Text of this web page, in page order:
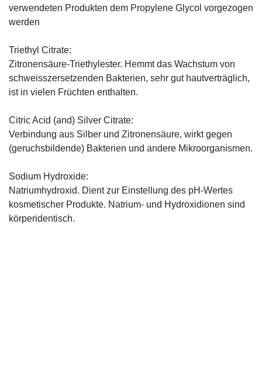
verwendeten Produkten dem Propylene Glycol vorgezogen
werden
Triethyl Citrate:
Zitronensäure-Triethylester. Hemmt das Wachstum von
schweisszersetzenden Bakterien, sehr gut hautverträglich,
ist in vielen Früchten enthalten.
Citric Acid (and) Silver Citrate:
Verbindung aus Silber und Zitronensäure, wirkt gegen
(geruchsbildende) Bakterien und andere Mikroorganismen.
Sodium Hydroxide:
Natriumhydroxid. Dient zur Einstellung des pH-Wertes
kosmetischer Produkte. Natrium- und Hydroxidionen sind
körperidentisch.